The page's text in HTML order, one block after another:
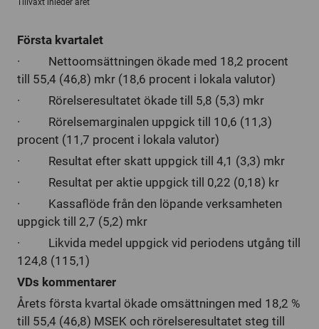
Tillväxt inleder året
Första kvartalet
· Nettoomsättningen ökade med 18,2 procent
till 55,4 (46,8) mkr (18,6 procent i lokala valutor)
· Rörelseresultatet ökade till 5,8 (5,3) mkr
· Rörelsemarginalen uppgick till 10,6 (11,3)
procent (11,7 procent i lokala valutor)
· Resultat efter skatt uppgick till 4,1 (3,3) mkr
· Resultat per aktie uppgick till 0,22 (0,18) kr
· Kassaflöde från den löpande verksamheten
uppgick till 2,7 (5,2) mkr
· Likvida medel uppgick vid periodens utgång till
124,8 (115,1)
VDs kommentarer
Årets första kvartal ökade omsättningen med 18,2 %
till 55,4 (46,8) MSEK och rörelseresultatet steg till